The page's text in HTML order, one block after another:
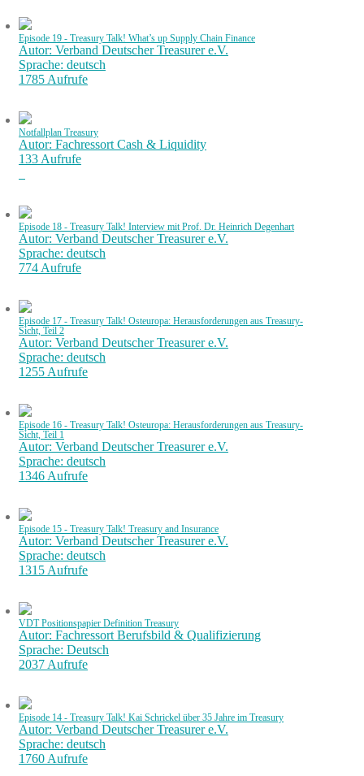
Episode 19 - Treasury Talk! What’s up Supply Chain Finance
Autor: Verband Deutscher Treasurer e.V.
Sprache: deutsch
1785 Aufrufe
Notfallplan Treasury
Autor: Fachressort Cash & Liquidity
133 Aufrufe
Episode 18 - Treasury Talk! Interview mit Prof. Dr. Heinrich Degenhart
Autor: Verband Deutscher Treasurer e.V.
Sprache: deutsch
774 Aufrufe
Episode 17 - Treasury Talk! Osteuropa: Herausforderungen aus Treasury-
Sicht, Teil 2
Autor: Verband Deutscher Treasurer e.V.
Sprache: deutsch
1255 Aufrufe
Episode 16 - Treasury Talk! Osteuropa: Herausforderungen aus Treasury-
Sicht, Teil 1
Autor: Verband Deutscher Treasurer e.V.
Sprache: deutsch
1346 Aufrufe
Episode 15 - Treasury Talk! Treasury and Insurance
Autor: Verband Deutscher Treasurer e.V.
Sprache: deutsch
1315 Aufrufe
VDT Positionspapier Definition Treasury
Autor: Fachressort Berufsbild & Qualifizierung
Sprache: Deutsch
2037 Aufrufe
Episode 14 - Treasury Talk! Kai Schrickel über 35 Jahre im Treasury
Autor: Verband Deutscher Treasurer e.V.
Sprache: deutsch
1760 Aufrufe